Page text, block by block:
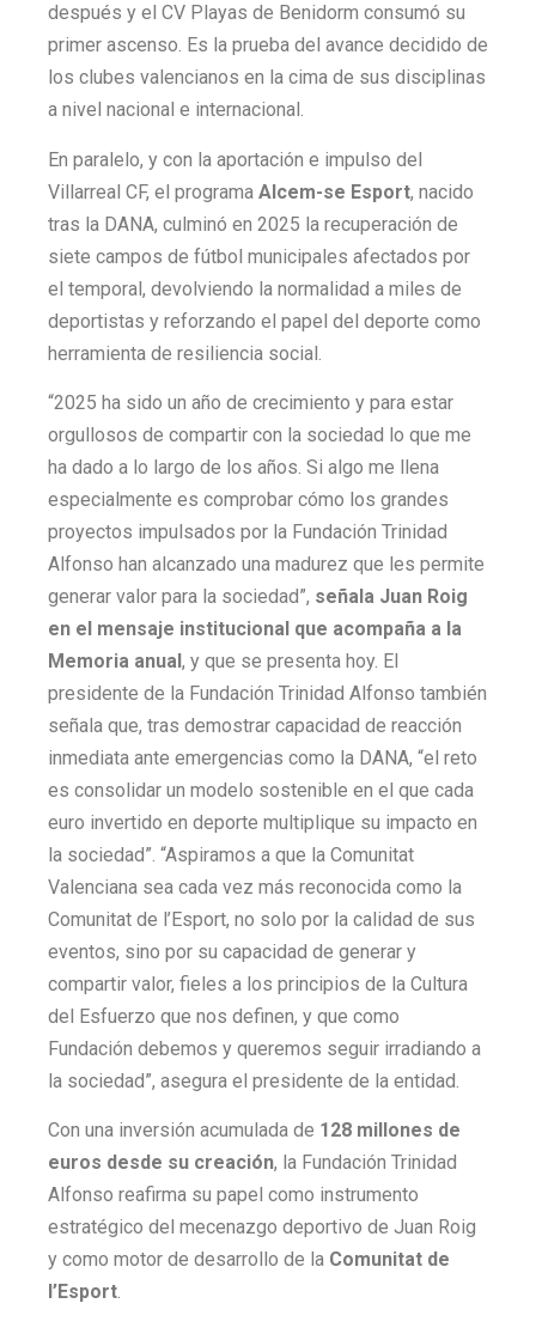
después y el CV Playas de Benidorm consumó su
primer ascenso. Es la prueba del avance decidido de
los clubes valencianos en la cima de sus disciplinas
a nivel nacional e internacional.
En paralelo, y con la aportación e impulso del
Villarreal CF, el programa Alcem-se Esport, nacido
tras la DANA, culminó en 2025 la recuperación de
siete campos de fútbol municipales afectados por
el temporal, devolviendo la normalidad a miles de
deportistas y reforzando el papel del deporte como
herramienta de resiliencia social.
“2025 ha sido un año de crecimiento y para estar
orgullosos de compartir con la sociedad lo que me
ha dado a lo largo de los años. Si algo me llena
especialmente es comprobar cómo los grandes
proyectos impulsados por la Fundación Trinidad
Alfonso han alcanzado una madurez que les permite
generar valor para la sociedad”, señala Juan Roig
en el mensaje institucional que acompaña a la
Memoria anual, y que se presenta hoy. El
presidente de la Fundación Trinidad Alfonso también
señala que, tras demostrar capacidad de reacción
inmediata ante emergencias como la DANA, “el reto
es consolidar un modelo sostenible en el que cada
euro invertido en deporte multiplique su impacto en
la sociedad”. “Aspiramos a que la Comunitat
Valenciana sea cada vez más reconocida como la
Comunitat de l’Esport, no solo por la calidad de sus
eventos, sino por su capacidad de generar y
compartir valor, fieles a los principios de la Cultura
del Esfuerzo que nos definen, y que como
Fundación debemos y queremos seguir irradiando a
la sociedad”, asegura el presidente de la entidad.
Con una inversión acumulada de 128 millones de
euros desde su creación, la Fundación Trinidad
Alfonso reafirma su papel como instrumento
estratégico del mecenazgo deportivo de Juan Roig
y como motor de desarrollo de la Comunitat de
l’Esport.